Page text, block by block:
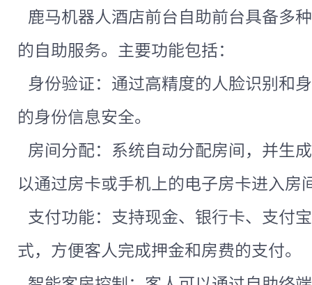
鹿马机器人酒店前台自助前台具备多
的自助服务。主要功能包括：
身份验证：通过高精度的人脸识别和
的身份信息安全。
房间分配：系统自动分配房间，并生
以通过房卡或手机上的电子房卡进入房
支付功能：支持现金、银行卡、支付
式，方便客人完成押金和房费的支付。